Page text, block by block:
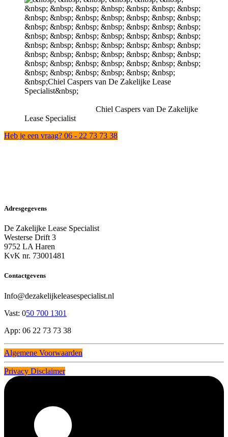
Chiel Caspers van De Zakelijke
Lease Specialist
Heb je een vraag? 06 - 22 73 73 38
Adresgegevens
De Zakelijke Lease Specialist
Westerse Drift 3
9752 LA Haren
KvK nr. 73001481
Contactgevens
Info@dezakelijkeleasespecialist.nl
Vast: 050 700 1301
App: 06 22 73 73 38
Algemene Voorwaarden
Privacy Disclaimer